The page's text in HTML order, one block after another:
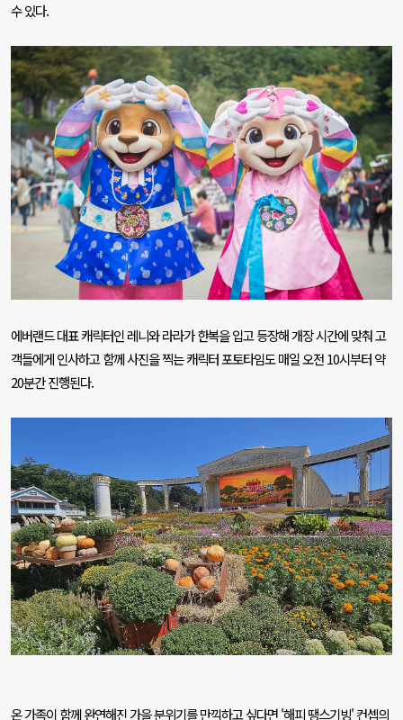
수 있다.
에버랜드 대표 캐릭터인 레니와 라라가 한복을 입고 등장해 개장 시간에 맞춰 고
객들에게 인사하고 함께 사진을 찍는 캐릭터 포토타임도 매일 오전10시부터 약
20분간 진행된다.
온 가족이 함께 완연해진 가을 분위기를 만끽하고 싶다면'해피 땡스기빙'컨셉의